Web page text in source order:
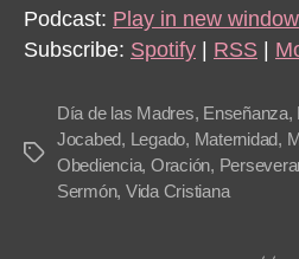
d
i
l
a
Podcast: Play in new window
Subscribe: Spotify RSS
Tags
Día de las Madres, Enseñanza,
Jocabed, Legado, Maternidad,
Obediencia, Oración,
Sermón, Vida Cristiana